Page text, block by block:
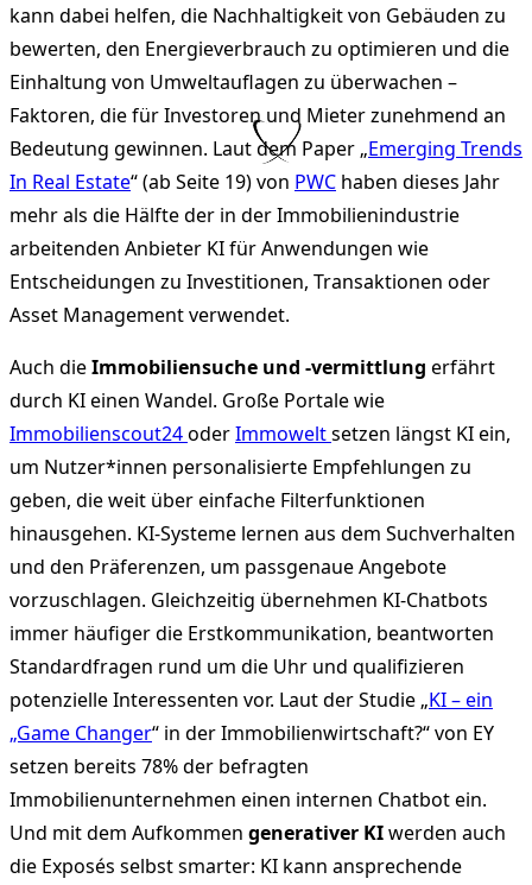
kann dabei helfen, die Nachhaltigkeit von Gebäuden zu
bewerten, den Energieverbrauch zu optimieren und die
Einhaltung von Umweltauflagen zu überwachen –
Faktoren, die für Investoren und Mieter zunehmend an
Bedeutung gewinnen. Laut dem Paper „Emerging Trends
In Real Estate“ (ab Seite 19) von PWC haben dieses Jahr
mehr als die Hälfte der in der Immobilienindustrie
arbeitenden Anbieter KI für Anwendungen wie
Entscheidungen zu Investitionen, Transaktionen oder
Asset Management verwendet.
Auch dieImmobiliensuche und -vermittlung erfährt
durch KI einen Wandel. Große Portale wie
Immobilienscout24oderImmoweltsetzen längst KI ein,
um Nutzer*innen personalisierte Empfehlungen zu
geben, die weit über einfache Filterfunktionen
hinausgehen. KI-Systeme lernen aus dem Suchverhalten
und den Präferenzen, um passgenaue Angebote
vorzuschlagen. Gleichzeitig übernehmen KI-Chatbots
immer häufiger die Erstkommunikation, beantworten
Standardfragen rund um die Uhr und qualifizieren
potenzielle Interessenten vor. Laut der Studie „KI – ein
„Game Changer“ in der Immobilienwirtschaft?“ von EY
setzen bereits 78% der befragten
Immobilienunternehmen einen internen Chatbot ein.
Und mit dem Aufkommen generativer KIwerden auch
die Exposés selbst smarter: KI kann ansprechende